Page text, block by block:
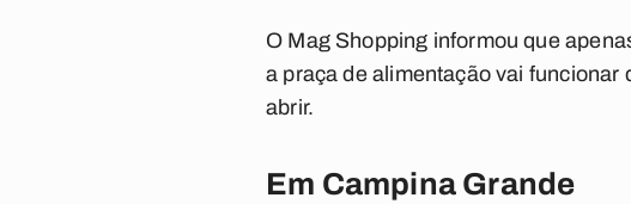
O Mag Shopping informou que
a praça de alimentação vai funcionar
abrir.
Em Campina Grande